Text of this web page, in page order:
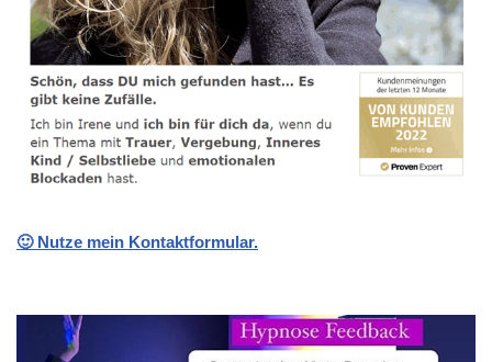
🙂 Nutze mein Kontaktformular.